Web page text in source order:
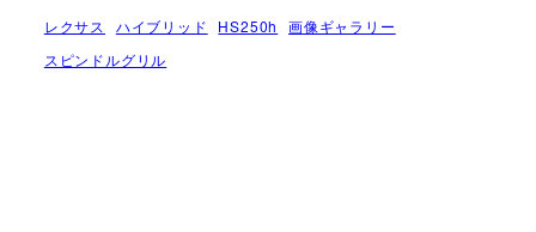
レクサス ハイブリッド HS250h
画像ギャラリー
スピンドルグリル